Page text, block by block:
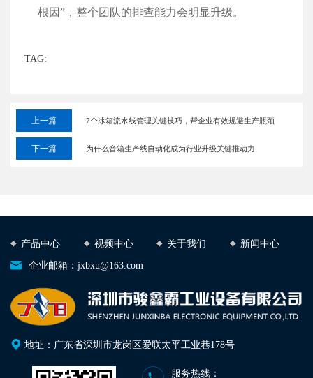
根因”，整个团队的排查能力会明显升级。
TAG:
上一篇 7个冰箱流水线管理关键技巧，帮企业有效规避生产瓶颈
下一篇 为什么音箱生产线自动化成为行业升级关键推动力
产品中心 视频中心 关于我们 新闻中心
企业邮箱：jxbxu@163.com
地址：广东省深圳市龙岗区爱联太平工业巷178号
服务热线：